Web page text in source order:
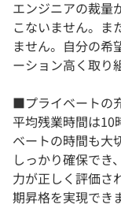
エンジニアの裁量
こないません。ま
ません。自分の希
ーション高く取り
■プライベートの
平均残業時間は10
ベートの時間も大
しっかり確保でき
力が正しく評価さ
期昇格を実現でき